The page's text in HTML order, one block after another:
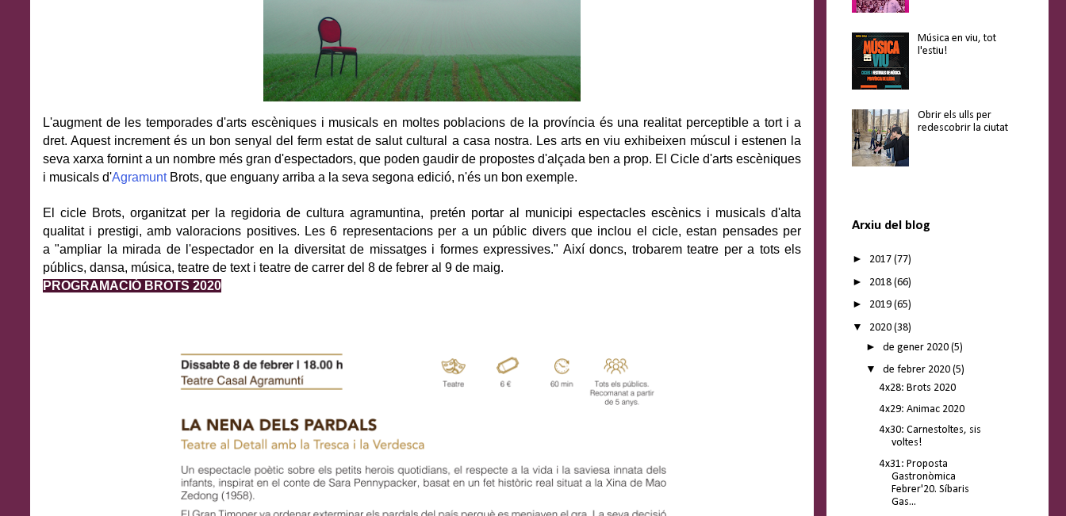
L'augment de les temporades d'arts escèniques i musicals en moltes poblacions de la província és una realitat perceptible a tort i a
dret. Aquest increment és un bon senyal del ferm estat de salut cultural a casa nostra. Les arts en viu exhibeixen múscul i estenen la
seva xarxa fornint a un nombre més gran d'espectadors, que poden gaudir de propostes d'alçada ben a prop. El Cicle d'arts escèniques
i musicals d'Agramunt Brots, que enguany arriba a la seva segona edició, n'és un bon exemple.
El cicle Brots, organitzat per la regidoria de cultura agramuntina, pretén portar al municipi espectacles escènics i musicals d'alta
qualitat i prestigi, amb valoracions positives. Les 6 representacions per a un públic divers que inclou el cicle, estan pensades per
a"ampliar la mirada de l'espectador en la diversitat de missatges i formes expressives." Així doncs, trobarem teatre per a tots els
públics, dansa, música, teatre de text i teatre de carrer del 8 de febrer al 9 de maig.
PROGRAMACIÓ BROTS 2020
Música en viu, tot
l'estiu!
Obrir els ulls per
redescobrir la ciutat
Arxiu del blog
► 2017 (77)
► 2018 (66)
► 2019 (65)
▼ 2020 (38)
► de gener 2020 (5)
▼ de febrer 2020 (5)
4x28: Brots 2020
4x29: Animac 2020
4x30: Carnestoltes, sis
voltes!
4x31: Proposta
Gastronòmica
Febrer'20. Síbaris
Gas...